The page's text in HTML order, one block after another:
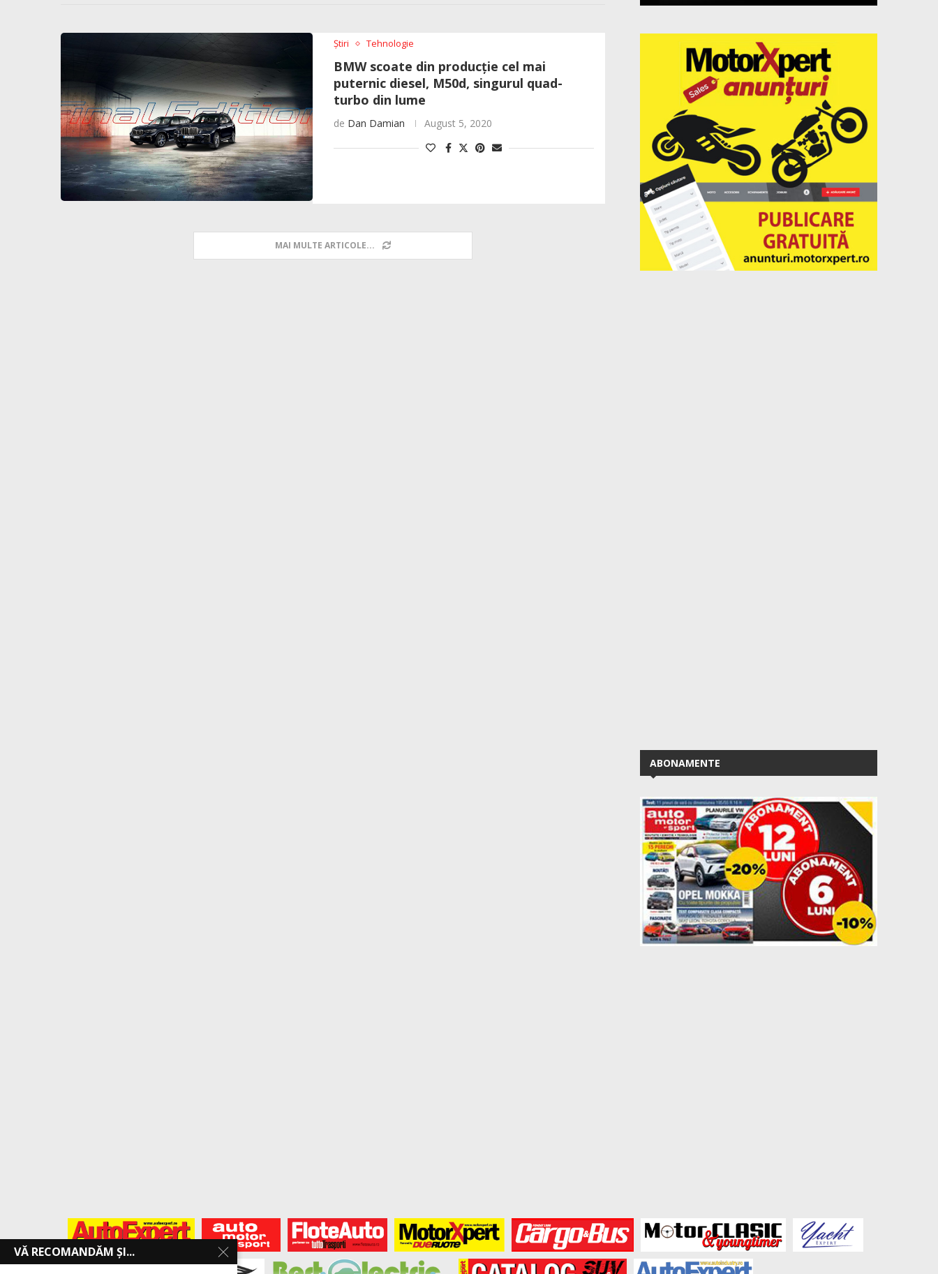
Știri Tehnologie
BMW scoate din producție cel mai
puternic diesel, M50d, singurul quad-
turbo din lume
de Dan Damian August 5, 2020
MAI MULTE ARTICOLE...
ABONAMENTE
VĂ RECOMANDĂM ȘI...